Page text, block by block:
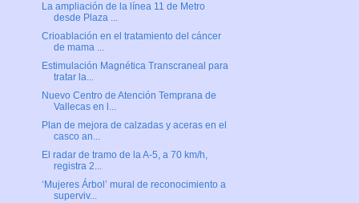
La ampliación de la línea 11 de Metro
desde Plaza ...
Crioablación en el tratamiento del cáncer
de mama ...
Estimulación Magnética Transcraneal para
tratar la...
Nuevo Centro de Atención Temprana de
Vallecas en l...
Plan de mejora de calzadas y aceras en el
casco an...
El radar de tramo de la A-5, a 70 km/h,
registra 2...
‘Mujeres Árbol’ mural de reconocimiento a
superviv...